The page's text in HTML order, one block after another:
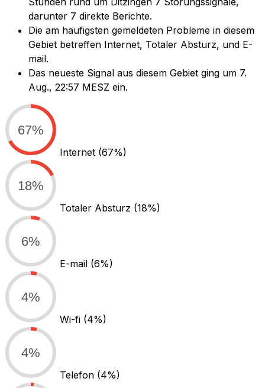
darunter 7 direkte Berichte.
Die am haufigsten gemeldeten Probleme in diesem
Gebiet betreffen Internet, Totaler Absturz, und E-
mail.
Das neueste Signal aus diesem Gebiet ging um 7.
Aug., 22:57 MESZ ein.
67%
Internet (67%)
18%
Totaler Absturz (18%)
6%
E-mail (6%)
4%
Wi-fi (4%)
4%
Telefon (4%)